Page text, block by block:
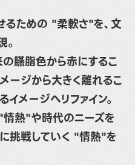
るための "柔軟さ"を、文
の臙脂色から赤にするこ
ージから大きく離れるこ
メージへリファイン。
情熱"や時代のニーズを
挑戦していく "情熱"を